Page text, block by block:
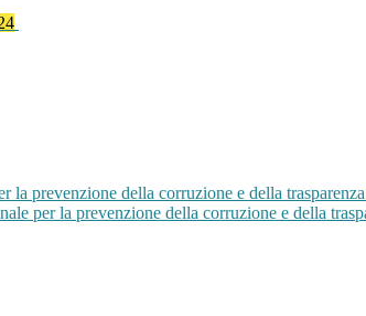
la prevenzione della corruzione e della trasparenza
per la prevenzione della corruzione e della